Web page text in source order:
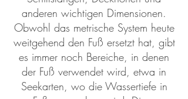
anderen wichtigen Dimensionen.
Obwohl das metrische System heute
weitgehend den Fuß ersetzt hat, gibt
es immer noch Bereiche, in denen
der Fuß verwendet wird, etwa in
Seekarten, wo die Wassertiefe in